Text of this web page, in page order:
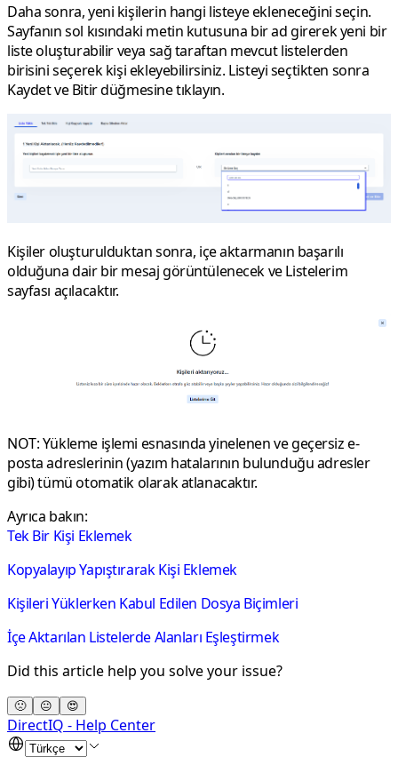
Daha sonra, yeni kişilerin hangi listeye ekleneceğini seçin.
Sayfanın sol kısındaki metin kutusuna bir ad girerek yeni bir
liste oluşturabilir veya sağ taraftan mevcut listelerden
birisini seçerek kişi ekleyebilirsiniz. Listeyi seçtikten sonra
Kaydet ve Bitirdüğmesine tıklayın.
Kişiler oluşturulduktan sonra, içe aktarmanın başarılı
olduğuna dair bir mesaj görüntülenecek veListelerim
sayfası açılacaktır.
NOT:Yükleme işlemi esnasında yinelenen ve geçersiz e-
posta adreslerinin (yazım hatalarının bulunduğu adresler
gibi) tümü otomatik olarak atlanacaktır.
Ayrıca bakın:
Tek Bir Kişi Eklemek
Kopyalayıp Yapıştırarak Kişi Eklemek
Kişileri Yüklerken Kabul Edilen Dosya Biçimleri
İçe Aktarılan Listelerde Alanları Eşleştirmek
Did this article help you solve your issue?
🙁 😐 😍
DirectIQ - Help Center